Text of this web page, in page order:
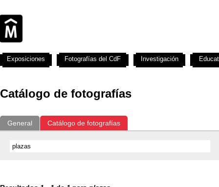
Catálogo de fotografías
General Catálogo de fotografías
Exposiciones Fotografías del CdF Investigación